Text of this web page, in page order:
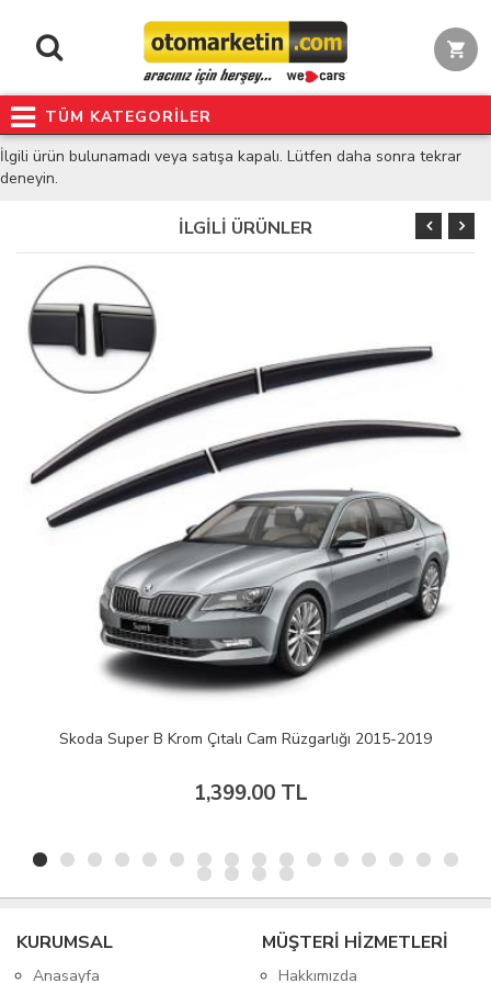
TÜM KATEGORİLER
İlgili ürün bulunamadı veya satışa kapalı. Lütfen daha sonra tekrar
deneyin.
İLGİLİ ÜRÜNLER
Skoda Super B Krom Çıtalı Cam Rüzgarlığı 2015-2019
1,399.00 TL
KURUMSAL
Anasayfa
MÜŞTERİ HİZMETLERİ
Hakkımızda